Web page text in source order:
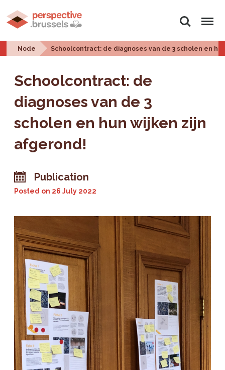
Search Menu
Node Schoolcontract: de diagnoses van de 3 scholen en
Schoolcontract: de
diagnoses van de 3
scholen en hun wijken zijn
afgerond!
Publication
Posted on 26 July 2022